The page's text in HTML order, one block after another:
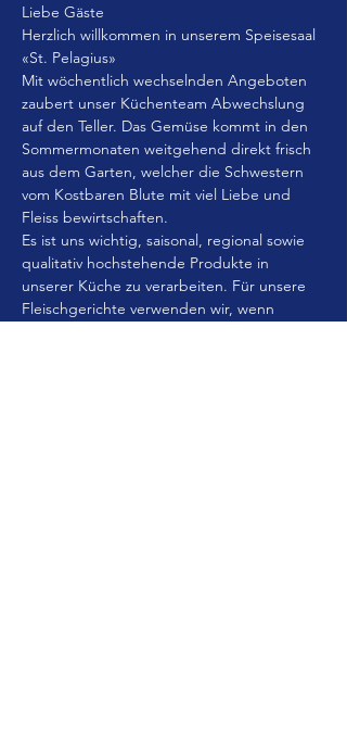
Liebe Gäste
Herzlich willkommen in unserem Speisesaal
«St. Pelagius»
Mit wöchentlich wechselnden Angeboten
zaubert unser Küchenteam Abwechslung
auf den Teller. Das Gemüse kommt in den
Sommermonaten weitgehend direkt frisch
aus dem Garten, welcher die Schwestern
vom Kostbaren Blute mit viel Liebe und
Fleiss bewirtschaften.
Es ist uns wichtig, saisonal, regional sowie
qualitativ hochstehende Produkte in
unserer Küche zu verarbeiten. Für unsere
Fleischgerichte verwenden wir, wenn